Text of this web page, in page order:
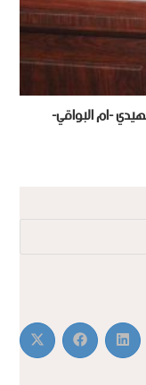
-ام البواقي-